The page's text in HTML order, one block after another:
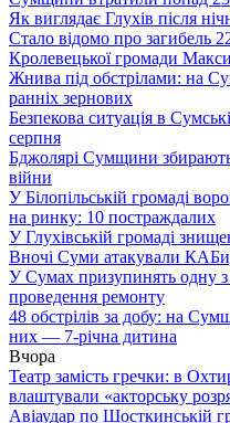
Як виглядає Глухів після
Стало відомо про загибель
Кролевецької громади
Жнива під обстрілами: на
ранніх зернових
Безпекова ситуація в
серпня
Бджолярі Сумщини
війни
У Білопільській громаді
на ринку: 10 постраждалих
У Глухівській громаді
Вночі Суми атакували
У Сумах призупинять одну з
проведення ремонту
48 обстрілів за добу: на
них — 7-річна дитина
Вчора
Театр замість гречки: в
влаштували «акторську
Авіаудар по Шосткинській